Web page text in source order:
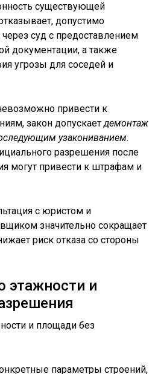
существующей
допустимо
суд с предоставлением
документации, а также
угрозы для соседей и
привести к
закон допускаетдемонтаж
узакониванием.
разрешения после
могут привести к штрафам и
с юристом и
значительно сокращает
риск отказа со стороны
этажности и
параметры строений,